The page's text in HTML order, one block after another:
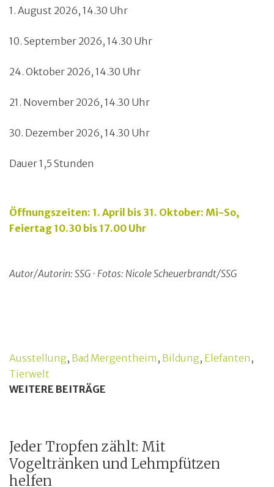
1. August 2026, 14.30 Uhr
10. September 2026, 14.30 Uhr
24. Oktober 2026, 14.30 Uhr
21. November 2026, 14.30 Uhr
30. Dezember 2026, 14.30 Uhr
Dauer 1,5 Stunden
Öffnungszeiten: 1. April bis 31. Oktober: Mi-So,
Feiertag 10.30 bis 17.00 Uhr
Autor/Autorin: SSG · Fotos: Nicole Scheuerbrandt/SSG
Ausstellung, Bad Mergentheim , Bildung, Elefanten ,
Tierwelt
WEITERE BEITRÄGE
Jeder Tropfen zählt: Mit
Vogeltränken und Lehmpfützen
helfen